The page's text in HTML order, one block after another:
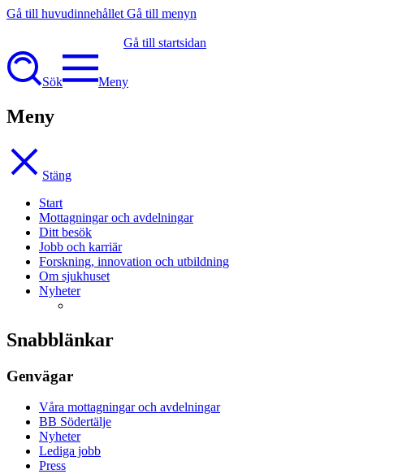
Gå till huvudinnehållet Gå till menyn
Gå till startsidan
Sök Meny
Meny
Stäng
Start
Mottagningar och avdelningar
Ditt besök
Jobb och karriär
Forskning, innovation och utbildning
Om sjukhuset
Nyheter
Snabblänkar
Genvägar
Våra mottagningar och avdelningar
BB Södertälje
Nyheter
Lediga jobb
Press